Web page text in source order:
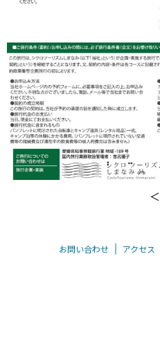
＜
お問い合わせ アクセス